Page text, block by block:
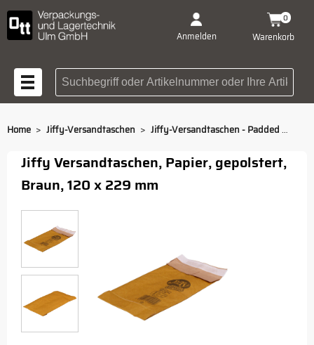
Anmelden Warenkorb
0
Suchbegriff oder
Home > Jiffy-Versandtaschen > Jiffy-Versandtaschen - Padded Bags 120 x 229 mm
Jiffy Versandtaschen, Papier, gepolstert,
Braun, 120 x 229 mm